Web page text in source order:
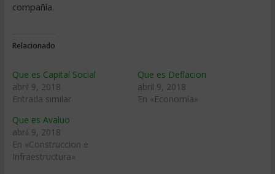
compañía.
Relacionado
Que es Capital Social
abril 9, 2018
Entrada similar
Que es Deflacion
abril 9, 2018
En «Economía»
Que es Avaluo
abril 9, 2018
En «Construccion e
Infraestructura»